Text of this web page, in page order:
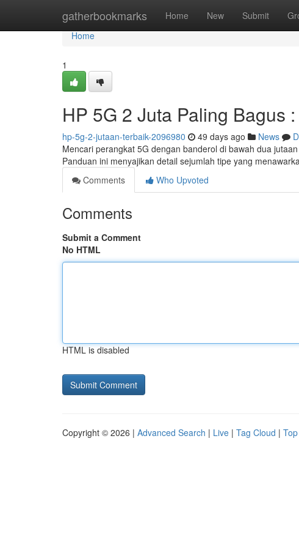
gatherbookmarks Home New Submit
Home
Home
1
HP 5G 2 Juta Paling Bagus
hp-5g-2-jutaan-terbaik-2096980 49 days ago News
Mencari perangkat 5G dengan banderol di bawah dua
Panduan ini menyajikan detail sejumlah tipe yang
Comments
Who Upvoted
Comments
Submit a Comment
No HTML
HTML is disabled
Copyright © 2026 | Advanced Search | Live | Tag Cloud |